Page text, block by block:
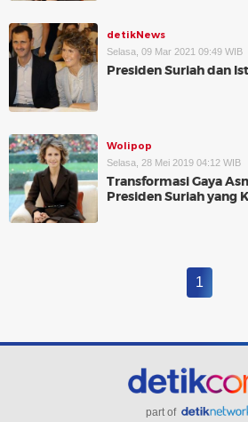
detikNews
Selasa, 09 Mar 2021 09:49 WIB
Presiden Suriah dan
Wolipop
Selasa, 28 Mei 2019 04:12 WIB
Transformasi Gaya
Presiden Suriah yang
1
part of